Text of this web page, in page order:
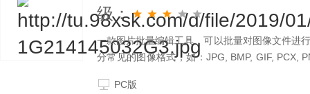
级：
一款图片批量编辑工具，可以批量对图像文件进
分常见的图像格式，如：JPG, BMP, GIF, PCX,
PC版